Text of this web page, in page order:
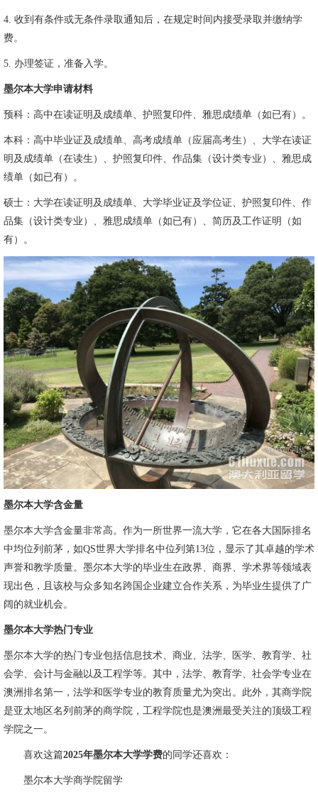
4. 收到有条件或无条件录取通知后，在规定时间内接受录取并缴纳学
费。
5. 办理签证，准备入学。
墨尔本大学申请材料
预科：高中在读证明及成绩单、护照复印件、雅思成绩单（如已有）。
本科：高中毕业证及成绩单、高考成绩单（应届高考生）、大学在读证
明及成绩单（在读生）、护照复印件、作品集（设计类专业）、雅思成
绩单（如已有）。
硕士：大学在读证明及成绩单、大学毕业证及学位证、护照复印件、作
品集（设计类专业）、雅思成绩单（如已有）、简历及工作证明（如
有）。
墨尔本大学含金量
墨尔本大学含金量非常高。作为一所世界一流大学，它在各大国际排名
中均位列前茅，如QS世界大学排名中位列第13位，显示了其卓越的学术
声誉和教学质量。墨尔本大学的毕业生在政界、商界、学术界等领域表
现出色，且该校与众多知名跨国企业建立合作关系，为毕业生提供了广
阔的就业机会。
墨尔本大学热门专业
墨尔本大学的热门专业包括信息技术、商业、法学、医学、教育学、社
会学、会计与金融以及工程学等。其中，法学、教育学、社会学专业在
澳洲排名第一，法学和医学专业的教育质量尤为突出。此外，其商学院
是亚太地区名列前茅的商学院，工程学院也是澳洲最受关注的顶级工程
学院之一。
喜欢这篇2025年墨尔本大学学费的同学还喜欢：
墨尔本大学商学院留学